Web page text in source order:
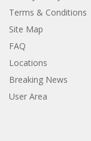
Terms & Conditions
Site Map
FAQ
Locations
Breaking News
User Area